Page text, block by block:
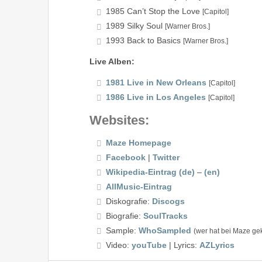
1985 Can’t Stop the Love [Capitol]
1989 Silky Soul [Warner Bros.]
1993 Back to Basics [Warner Bros.]
Live Alben:
1981 Live in New Orleans [Capitol]
1986 Live in Los Angeles [Capitol]
Websites:
Maze Homepage
Facebook | Twitter
Wikipedia-Eintrag (de) – (en)
AllMusic-Eintrag
Diskografie: Discogs
Biografie: SoulTracks
Sample: WhoSampled (wer hat bei Maze
Video: youTube | Lyrics: AZLyrics